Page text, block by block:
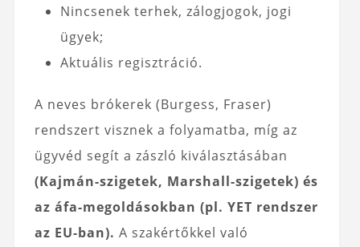
Nincsenek terhek, zálogjogok, jogi
ügyek;
Aktuális regisztráció.
A neves brókerek (Burgess, Fraser)
rendszert visznek a folyamatba, míg az
ügyvéd segít a zászló kiválasztásában
(Kajmán-szigetek, Marshall-szigetek) és
az áfa-megoldásokban (pl. YET rendszer
az EU-ban). A szakértőkkel való